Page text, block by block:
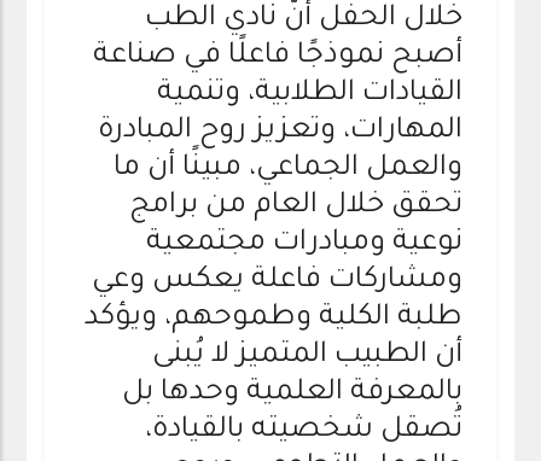
خلال الحفل أنّ نادي الطب
أصبح نموذجًا فاعلًا في صناعة
القيادات الطلابية، وتنمية
المهارات، وتعزيز روح المبادرة
والعمل الجماعي، مبينًا أن ما
تحقق خلال العام من برامج
نوعية ومبادرات مجتمعية
ومشاركات فاعلة يعكس وعي
طلبة الكلية وطموحهم، ويؤكد
أن الطبيب المتميز لا يُبنى
بالمعرفة العلمية وحدها بل
تُصقل شخصيته بالقيادة،